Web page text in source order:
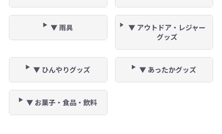
▼ 雨具
▼ アウトドア・レジャー
グッズ
▼ ひんやりグッズ ▼ あったかグッズ
▼ お菓子・食品・飲料